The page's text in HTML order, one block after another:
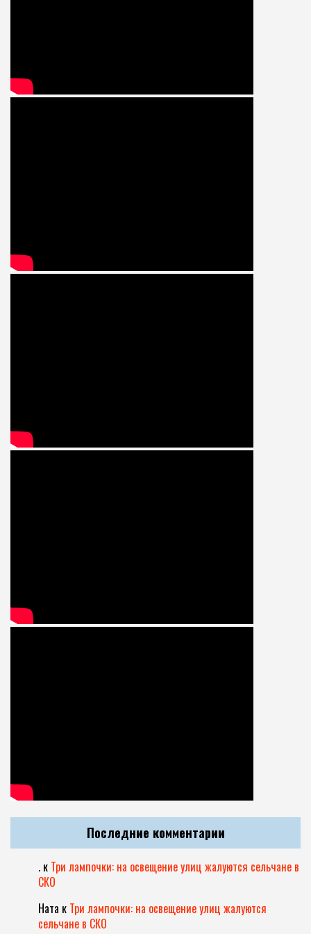
Последние комментарии
. к Три лампочки: на освещение улиц жалуются сельчане в
СКО
Ната к Три лампочки: на освещение улиц жалуются
сельчане в СКО